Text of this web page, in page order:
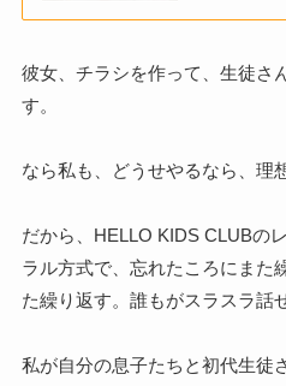
彼女、チラシを作って、生徒さ
す。
なら私も、どうせやるなら、理
だから、HELLO KIDS CLUBの
ラル方式で、忘れたころにまた
た繰り返す。誰もがスラスラ話
私が自分の息子たちと初代生徒